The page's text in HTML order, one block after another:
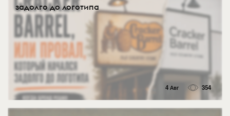
задолго до логотипа
4 Авг 354